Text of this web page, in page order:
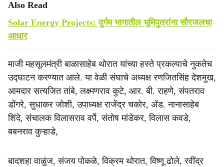
Also Read
Solar Energy Projects: दुर्गम भागातील भूमिपुत्रांना सौरजलचा
आधार
माजी महसूलमंत्री बाळासाहेब थोरात यांच्या हस्ते प्रकल्पाचे नुकतेच
उद्‍घाटन करण्यात आले. या वेळी संघाचे अध्यक्ष रणजितसिंह देशमुख,
आमदार सत्यजित तांबे, लक्ष्मणराव कुटे, आर. बी. राहणे, संपतराव
डोंगरे, सुधाकर जोशी, उपाध्यक्ष राजेंद्र चकोर, ॲड. नानासाहेब
शिंदे, संचालक विलासराव वर्पे, संतोष मांडेकर, विलास कवडे,
बबनराव कुऱ्हाडे,
बादशहा वाळुंज, संजय पोकळे, विक्रम थोरात, विष्णू ढोले, रवींद्र